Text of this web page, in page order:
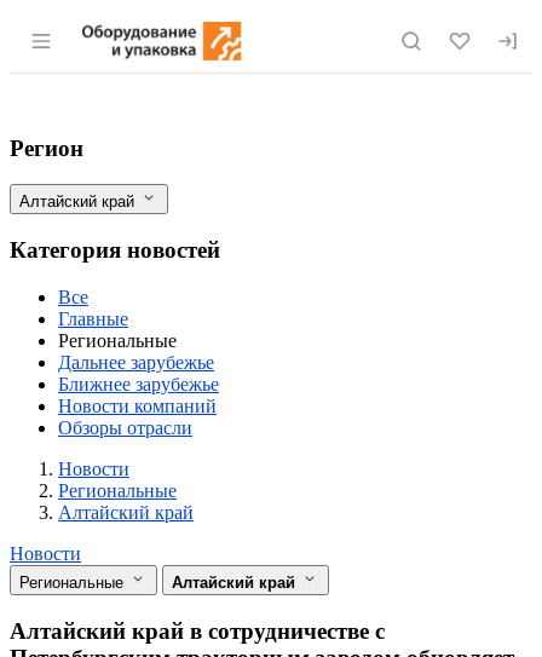
Раздел навигации по сайту eqinfo.ru
Алтайский край в сотрудничестве с
Фильтры
Регион
Алтайский край
Категория новостей
Все
Главные
Региональные
Дальнее зарубежье
Ближнее зарубежье
Новости компаний
Обзоры отрасли
Новости
Разделы
Новости
Региональные
Алтайский край
Новости
Региональные Алтайский край
Алтайский край в сотрудничестве с